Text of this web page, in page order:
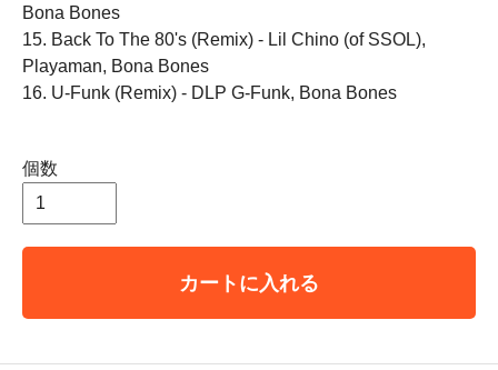
Bona Bones
15. Back To The 80's (Remix) - Lil Chino (of SSOL),
Playaman, Bona Bones
16. U-Funk (Remix) - DLP G-Funk, Bona Bones
個数
カートに入れる